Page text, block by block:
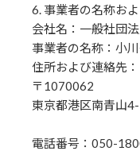
6. 事業者の名称お
会社名：一般社団
事業者の名称：小
住所および連絡先：
〒1070062
東京都港区南青山
電話番号：050-